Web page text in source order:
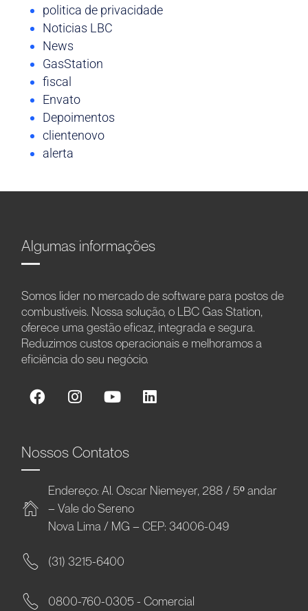
politica de privacidade
Noticias LBC
News
GasStation
fiscal
Envato
Depoimentos
clientenovo
alerta
Algumas informações
Somos líder no mercado de software para postos de
combustíveis. Nossa solução, o LBC Gas Station,
oferece uma gestão eficaz, integrada e segura.
Reduzimos custos operacionais e melhoramos a
eficiência do seu negócio.
Nossos Contatos
Endereço: Al. Oscar Niemeyer, 288 / 5º andar
– Vale do Sereno
Nova Lima / MG – CEP: 34006-049
(31) 3215-6400
0800-760-0305 - Comercial